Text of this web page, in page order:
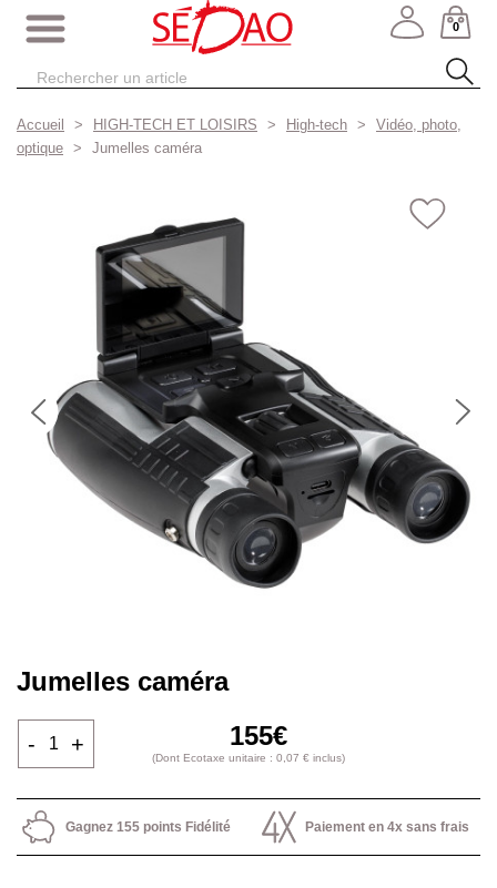
0
Accueil HIGH-TECH ET LOISIRS High-tech
Vidéo, photo,
optique
Jumelles caméra
Jumelles caméra
155€
(Dont Ecotaxe unitaire : 0,07 € inclus)
- +
Gagnez 155 points Fidélité Paiement en 4x sans frais